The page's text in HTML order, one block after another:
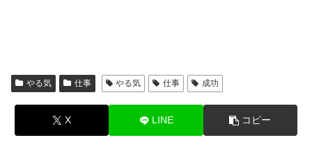
やる気 仕事 やる気 仕事 成功
X LINE コピー